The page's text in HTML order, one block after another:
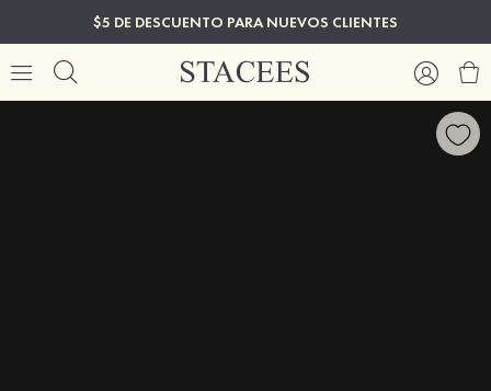
$5 DE DESCUENTO PARA NUEVOS CLIENTES